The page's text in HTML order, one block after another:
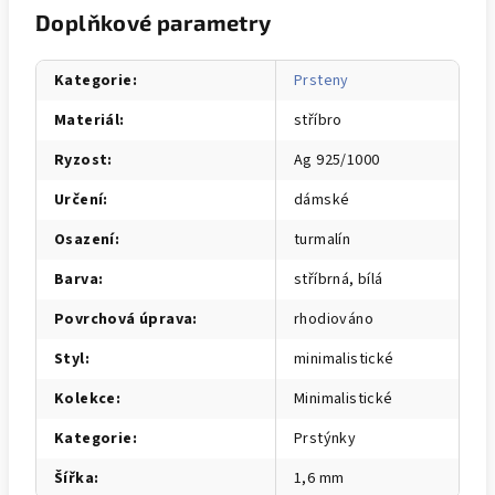
Doplňkové parametry
Kategorie:
Prsteny
Materiál:
stříbro
Ryzost:
Ag 925/1000
Určení:
dámské
Osazení:
turmalín
Barva:
stříbrná, bílá
Povrchová úprava:
rhodiováno
Styl:
minimalistické
Kolekce:
Minimalistické
Kategorie:
Prstýnky
Šířka: 1,6 mm